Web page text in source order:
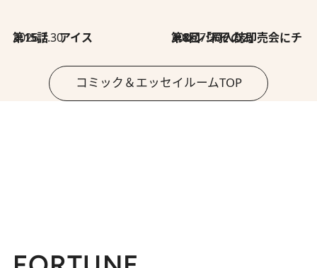
2026.7.30
第15話 アイス 2026.7.30
第8回「同人誌即売会にチャレンジ その2」
コミック＆エッセイルームTOP